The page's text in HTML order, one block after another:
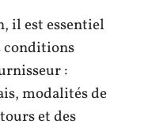
il est essentiel
conditions
:
modalités de
et des